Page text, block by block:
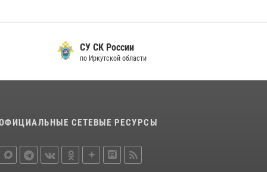
СУ СК России
по Иркутской области
СЕТЕВЫЕ РЕСУРСЫ